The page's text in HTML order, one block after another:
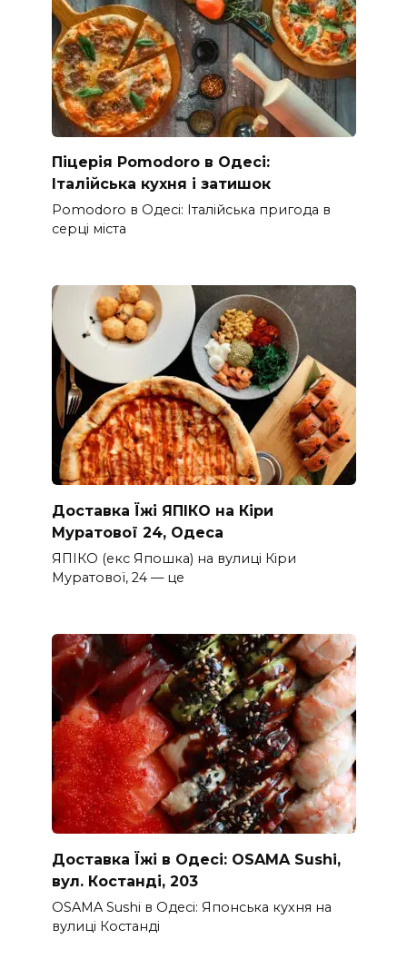
Піцерія Pomodoro в Одесі:
Італійська кухня і затишок
Pomodoro в Одесі: Італійська пригода в
серці міста
Доставка Їжі ЯПІКО на Кіри
Муратової 24, Одеса
ЯПІКО (екс Япошка) на вулиці Кіри
Муратової, 24 — це
Доставка Їжі в Одесі: OSAMA Sushi,
вул. Костанді, 203
OSAMA Sushi в Одесі: Японська кухня на
вулиці Костанді